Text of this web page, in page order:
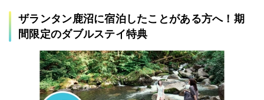
ザランタン鹿沼に宿泊したことがある方へ！期
間限定のダブルステイ特典